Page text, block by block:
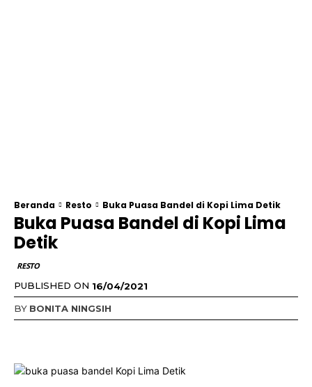
Beranda Resto Buka Puasa Bandel di Kopi Lima Detik
Buka Puasa Bandel di Kopi Lima
Detik
RESTO
PUBLISHED ON 16/04/2021
BY BONITA NINGSIH